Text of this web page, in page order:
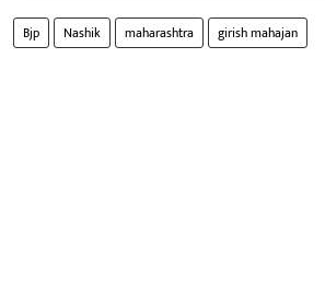
Bjp Nashik maharashtra girish mahajan